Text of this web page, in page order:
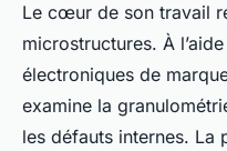
Le cœur de son travail
microstructures. À
électroniques de
examine la
les défauts internes. La